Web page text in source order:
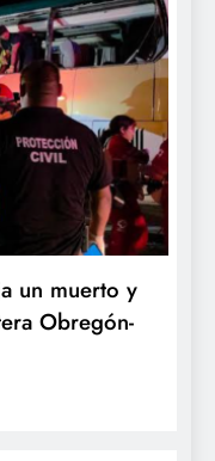
un muerto y
Obregón-